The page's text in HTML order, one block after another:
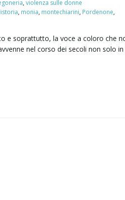
,violenza sulle donne
, monia, montechiarini, Pordenone,
e soprattutto, la voce a coloro che
nel corso dei secoli non solo